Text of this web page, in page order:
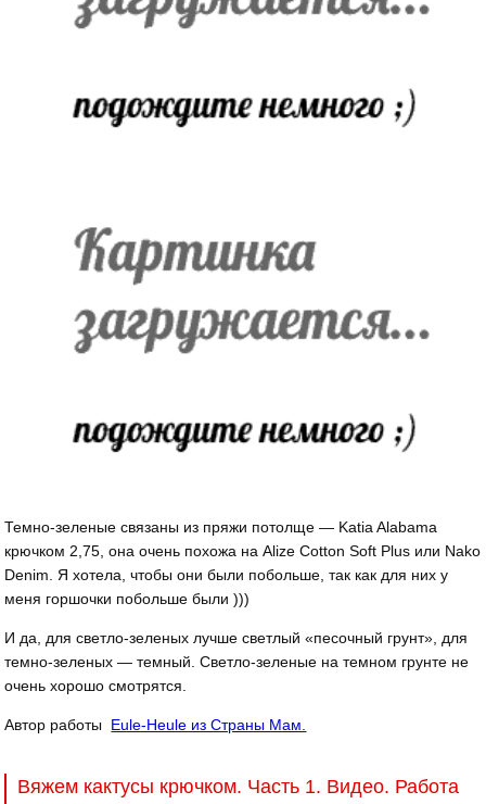
Темно-зеленые связаны из пряжи потолще — Katia Alabama
крючком 2,75, она очень похожа на Alize Cotton Soft Plus или Nako
Denim. Я хотела, чтобы они были побольше, так как для них у
меня горшочки побольше были )))
И да, для светло-зеленых лучше светлый «песочный грунт», для
темно-зеленых — темный. Светло-зеленые на темном грунте не
очень хорошо смотрятся.
Автор работы Eule-Heule из Страны Мам.
Вяжем кактусы крючком. Часть 1. Видео. Работа